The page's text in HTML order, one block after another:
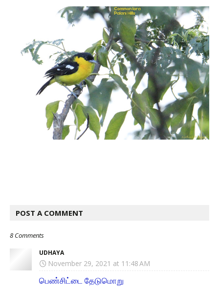
POST A COMMENT
8 Comments
UDHAYA
November 29, 2021 at 11:48 AM
பெண்சிட்டை தேடுமொறு